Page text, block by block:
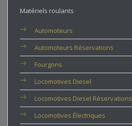
Matériels roulants
Automoteurs
Automoteurs Réservations
Fourgons
Locomotives Diesel
Locomotives Diesel Réservations
Locomotives Électriques